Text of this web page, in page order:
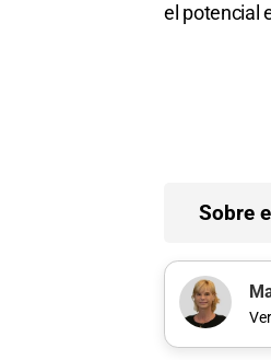
el potencial
Sobre